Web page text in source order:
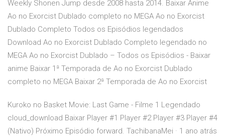
Weekly Shonen Jump desde 2008 hasta 2014. Baixar Anime
Ao no Exorcist Dublado completo no MEGA Ao no Exorcist
Dublado Completo Todos os Episódios legendados
Download Ao no Exorcist Dublado Completo legendado no
MEGA Ao no Exorcist Dublado – Todos os Episódios - Baixar
anime Baixar 1ª Temporada de Ao no Exorcist Dublado
completo no MEGA Baixar 2ª Temporada de Ao no Exorcist
Kuroko no Basket Movie: Last Game - Filme 1 Legendado
cloud_download Baixar Player #1 Player #2 Player #3 Player #4
(Nativo) Próximo Episódio forward. TachibanaMei · 1 ano atrás